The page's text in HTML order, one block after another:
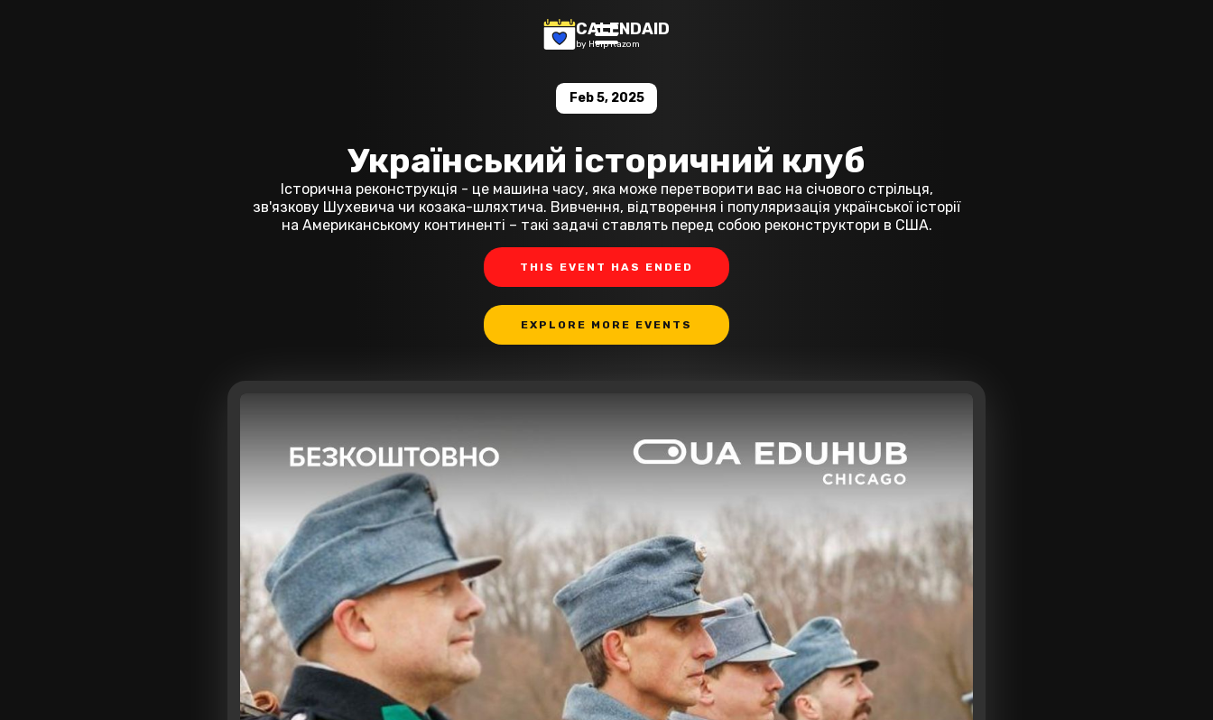
CALENDAID
by Help Razom
Feb 5, 2025
Український історичний клуб
Історична реконструкція - це машина часу, яка може перетворити вас на січового стрільця,
зв'язкову Шухевича чи козака-шляхтича. Вивчення, відтворення і популяризація української історії
на Американському континенті – такі задачі ставлять перед собою реконструктори в США.
THIS EVENT HAS ENDED
EXPLORE MORE EVENTS